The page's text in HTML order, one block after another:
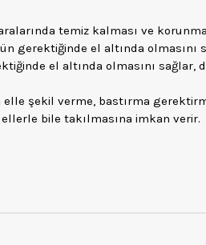
temiz kalması ve
gerektiğinde el altında olmasını
el altında olmasını sağlar,
şekil verme, bastırma
bile takılmasına imkan verir.